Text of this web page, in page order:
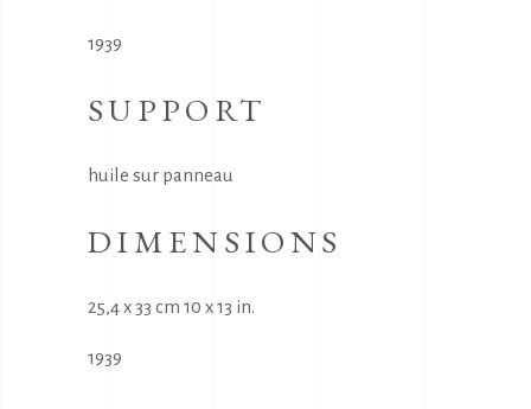
1939
SUPPORT
huile sur panneau
DIMENSIONS
25,4 x 33 cm 10 x 13 in.
1939